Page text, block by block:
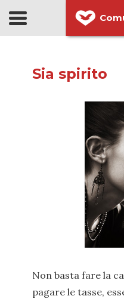
Sia spirito
Non basta fare la
pagare le tasse,